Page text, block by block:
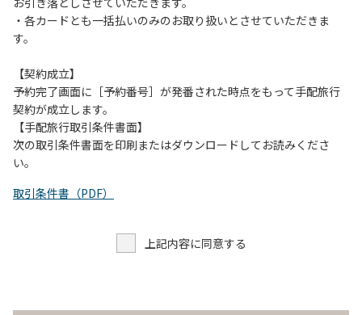
すく、過去にも増水により人が流される事故が数件起きてい
（１）川原にテントやタープを張らない。
（２）雨が降ったときは川原で遊ばない。
（３）カムイコタン公園キャンプ場で雨が降らなくても、上
流で雨が降り急に増水することがあるので、水の濁りに注意
し、濁り始めたときには直ちに川原での遊びを中止する。
（４）キャンプ場の管理者や地元住民から川についての注意
・各カードとも一括払いのみのお取り扱いとさせていただきま
す。
【契約成立】
予約完了画面に［予約番号］が発番された時点をもって手配旅行
契約が成立します。
【手配旅行取引条件書面】
次の取引条件書面を印刷またはダウンロードしてお読みくださ
い。
取引条件書（PDF）
上記内容に同意する